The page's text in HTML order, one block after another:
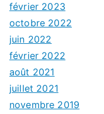
février 2023
octobre 2022
juin 2022
février 2022
août 2021
juillet 2021
novembre 2019